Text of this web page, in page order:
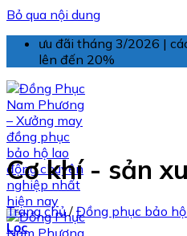
Bỏ qua nội dung
ưu đãi tháng 3/2026 |
lên đến 20%
Cơ khí - sản
Trang chủ / Đồng phục bảo
Lọc